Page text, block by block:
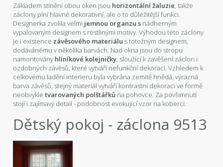
Základem stínění obou oken jsou horizontální žaluzie, takže
záclony plní hlavně dekorativní, ale o to důležitější funkci.
Designerka zvolila velmi jemnou organzu s nádherným
vypalovaným designem s rostlinými motivy. Výhodou této záclony
je i existence závěsového materiálu s totožným designem,
dodávánému v několika barvách. Nad okna jsou do stropu
namontovány hliníkové kolejničky, sloužící k zavěšení záclon i
ozdobných závěsů, které vytváří nefunkční dekoraci. Vzhledem k
celkovému ladění interieru byla vybrána zemitě hnědá, výrazná
barva závěsů, stejný materiál vytváří kontrastní dekoraci ve formě
neobvykletvarovaných polštářků na pohovce. Za povšimnutí
stojí i zajímavý detail - podobnost evokující vzor na koberci.
Dětský pokoj - záclona 9513